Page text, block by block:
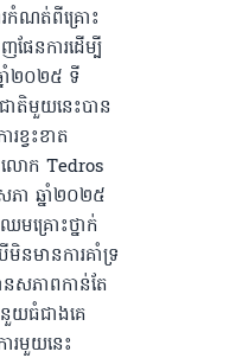
កំណត់ពីគ្រោះ
ែនការដើម្បី
ាំ២០២៥ ទី
ាតិមួយនេះបាន
ខ្វះខាត
ោក Tedros
ា ឆ្នាំ២០២៥
គ្រោះថ្នាក់
មិនមានការគាំទ្រ
នសភាពកាន់តែ
នួយធំជាងគេ
រមួយនេះ